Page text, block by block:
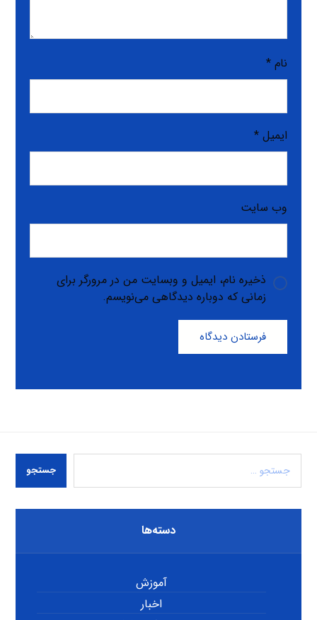
نام*
ایمیل*
وب‌ سایت
ذخیره نام، ایمیل و وبسایت من در مرورگر برای
زمانی که دوباره دیدگاهی می‌نویسم.
فرستادن دیدگاه
جستجو
دسته‌ها
آموزش
اخبار